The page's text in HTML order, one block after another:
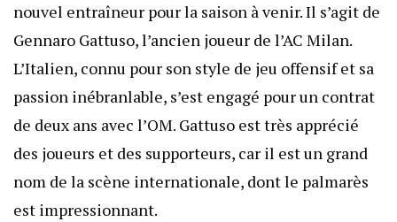
nouvel entraîneur pour la saison à venir. Il s’agit de
Gennaro Gattuso, l’ancien joueur de l’AC Milan.
L’Italien, connu pour son style de jeu offensif et sa
passion inébranlable, s’est engagé pour un contrat
de deux ans avec l’OM. Gattuso est très apprécié
des joueurs et des supporteurs, car il est un grand
nom de la scène internationale, dont le palmarès
est impressionnant.